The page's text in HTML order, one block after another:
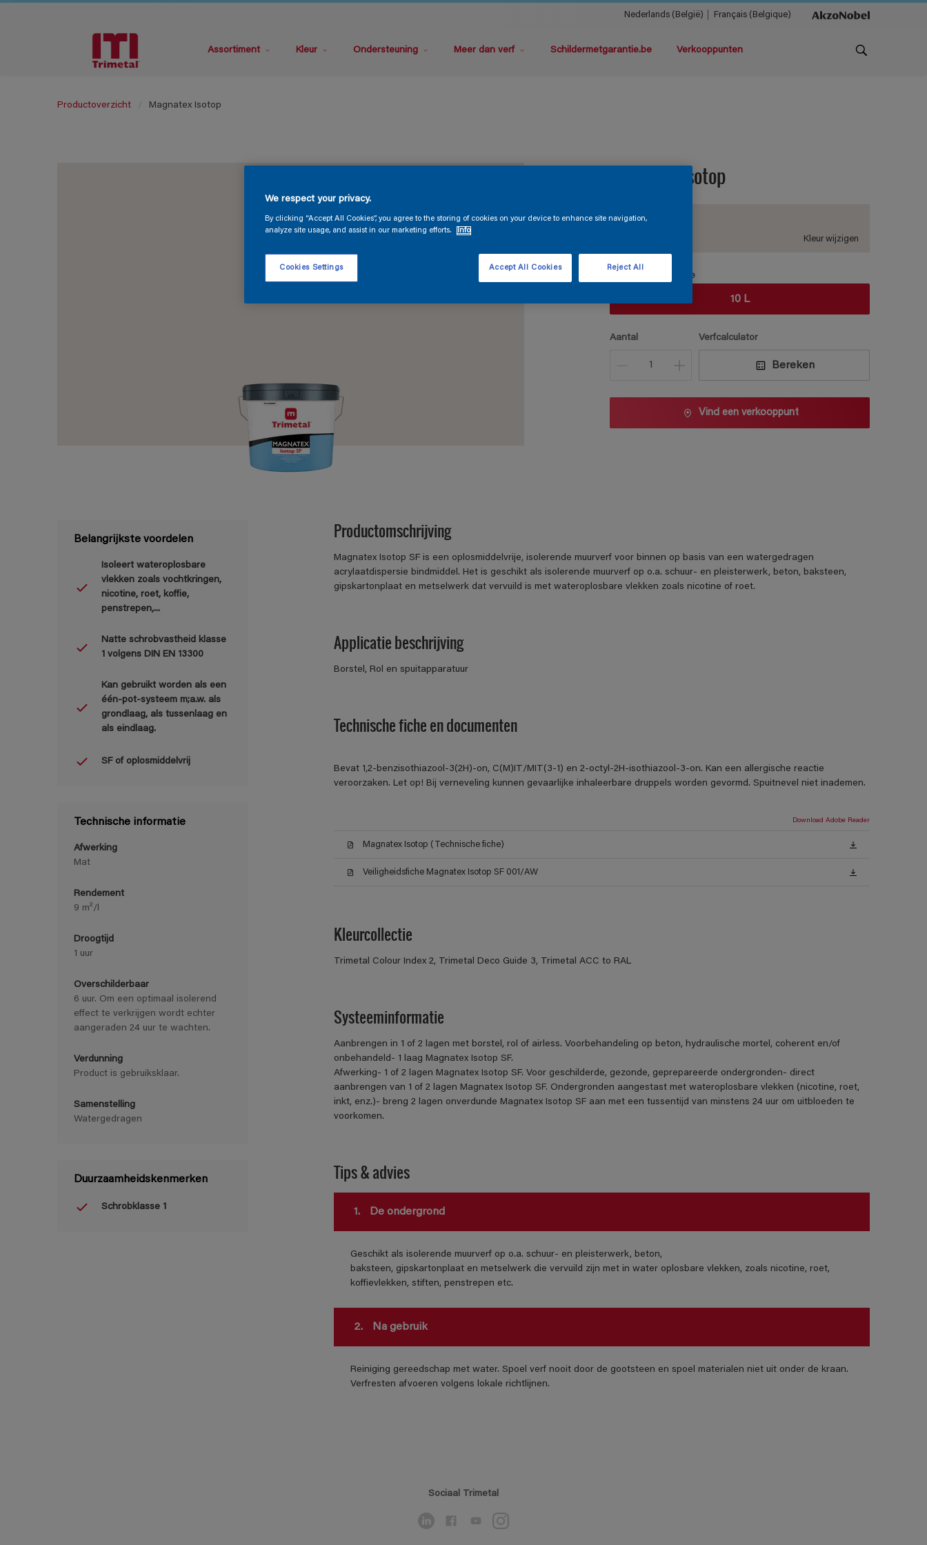
Nederlands (België) Français (Belgique)
Assortiment Kleur Ondersteuning Meer dan verf Schildermetgarantie.be Verkooppunten
Productoverzicht Magnatex Isotop
Magnatex Isotop
BN.01.86
Kleur wijzigen
Verpakkingsgrootte
10 L
Aantal Verfcalculator
Bereken
Vind een verkooppunt
Belangrijkste voordelen
Isoleert wateroplosbare
vlekken zoals vochtkringen,
nicotine, roet, koffie,
penstrepen,...
Natte schrobvastheid klasse
1 volgens DIN EN 13300
Kan gebruikt worden als een
één-pot-systeem m;a.w. als
grondlaag, als tussenlaag en
als eindlaag.
SF of oplosmiddelvrij
Technische informatie
Afwerking
Mat
Rendement
9 m²/l
Droogtijd
1 uur
Overschilderbaar
6 uur. Om een optimaal isolerend
effect te verkrijgen wordt echter
aangeraden 24 uur te wachten.
Verdunning
Product is gebruiksklaar.
Samenstelling
Watergedragen
Duurzaamheidskenmerken
Schrobklasse 1
Productomschrijving
Magnatex Isotop SF is een oplosmiddelvrije, isolerende muurverf voor binnen op basis van een watergedragen
acrylaatdispersie bindmiddel. Het is geschikt als isolerende muurverf op o.a. schuur- en pleisterwerk, beton, baksteen,
gipskartonplaat en metselwerk dat vervuild is met wateroplosbare vlekken zoals nicotine of roet.
Applicatie beschrijving
Borstel, Rol en spuitapparatuur
Technische fiche en documenten
Bevat 1,2-benzisothiazool-3(2H)-on, C(M)IT/MIT(3-1) en 2-octyl-2H-isothiazool-3-on. Kan een allergische reactie
veroorzaken. Let op! Bij verneveling kunnen gevaarlijke inhaleerbare druppels worden gevormd. Spuitnevel niet inademen.
Download Adobe Reader
Magnatex Isotop (Technische fiche)
Veiligheidsfiche Magnatex Isotop SF 001/AW
Kleurcollectie
Trimetal Colour Index 2, Trimetal Deco Guide 3, Trimetal ACC to RAL
Systeeminformatie
Aanbrengen in 1 of 2 lagen met borstel, rol of airless. Voorbehandeling op beton, hydraulische mortel, coherent en/of
onbehandeld- 1 laag Magnatex Isotop SF.
Afwerking- 1 of 2 lagen Magnatex Isotop SF. Voor geschilderde, gezonde, geprepareerde ondergronden- direct
aanbrengen van 1 of 2 lagen Magnatex Isotop SF. Ondergronden aangestast met wateroplosbare vlekken (nicotine, roet,
inkt, enz.)- breng 2 lagen onverdunde Magnatex Isotop SF aan met een tussentijd van minstens 24 uur om uitbloeden te
voorkomen.
Tips & advies
1. De ondergrond
Geschikt als isolerende muurverf op o.a. schuur- en pleisterwerk, beton,
baksteen, gipskartonplaat en metselwerk die vervuild zijn met in water oplosbare vlekken, zoals nicotine, roet,
koffievlekken, stiften, penstrepen etc.
2. Na gebruik
Reiniging gereedschap met water. Spoel verf nooit door de gootsteen en spoel materialen niet uit onder de kraan.
Verfresten afvoeren volgens lokale richtlijnen.
Sociaal Trimetal
We respect your privacy.
By clicking “Accept All Cookies”, you agree to the storing of cookies on your device to enhance site navigation,
analyze site usage, and assist in our marketing efforts.
Info
Cookies Settings Reject All
Accept All Cookies